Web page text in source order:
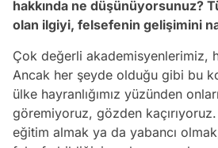
hakkında ne düşünüyorsunuz?
olan ilgiyi, felsefenin gelişimini
Çok değerli akademisyenlerimiz,
Ancak her şeyde olduğu gibi bu
ülke hayranlığımız yüzünden
göremiyoruz, gözden kaçırıyoruz.
eğitim almak ya da yabancı